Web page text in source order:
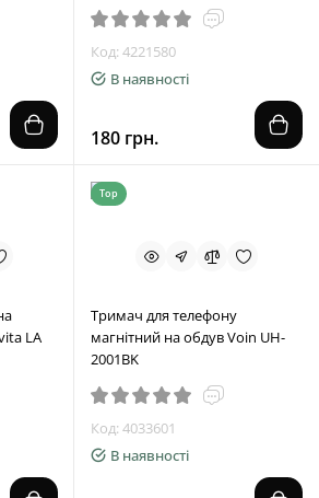
Код: 4221580
В наявності
180 грн.
LA
Top
Тримач для телефону
магнітний на обдув Voin UH-
2001BK
Код: 4033601
В наявності